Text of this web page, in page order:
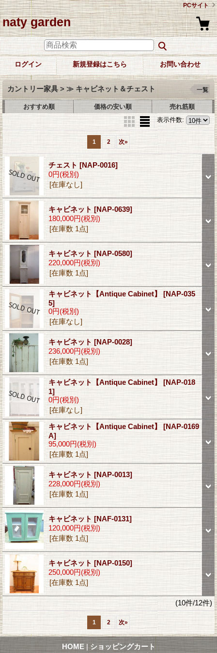
PCサイト
naty garden
ログイン 新規登録はこちら お問い合わせ
カントリー家具 > ≫ キャビネット＆チェスト 一覧
おすすめ順 価格の安い順
売れ筋順
表示件数:
1 2 次»
チェスト [NAP-0016]
0円(税別)
[在庫なし]
キャビネット [NAP-0639]
180,000円(税別)
[在庫数 1点]
キャビネット [NAP-0580]
220,000円(税別)
[在庫数 1点]
キャビネット【Antique Cabinet】 [NAP-035
5]
0円(税別)
[在庫なし]
キャビネット [NAP-0028]
236,000円(税別)
[在庫数 1点]
キャビネット【Antique Cabinet】 [NAP-018
1]
0円(税別)
[在庫なし]
キャビネット【Antique Cabinet】 [NAP-0169
A]
95,000円(税別)
[在庫数 1点]
キャビネット [NAP-0013]
228,000円(税別)
[在庫数 1点]
キャビネット [NAF-0131]
120,000円(税別)
[在庫数 1点]
キャビネット [NAP-0150]
250,000円(税別)
[在庫数 1点]
(10件/12件)
1 2 次»
HOME | ショッピングカート